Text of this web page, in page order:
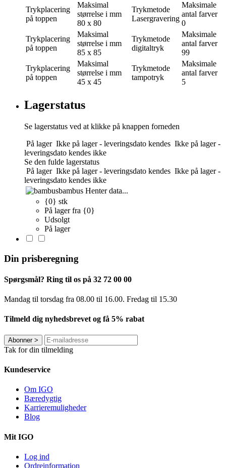
Trykplacering
på toppen
Maksimal
størrelse i mm
80 x 80
Trykmetode
Lasergravering
Maksimale
antal farver
0
Trykplacering
på toppen
Maksimal
størrelse i mm
85 x 85
Trykmetode
digitaltryk
Maksimale
antal farver
99
Trykplacering
på toppen
Maksimal
størrelse i mm
45 x 45
Trykmetode
tampotryk
Maksimale
antal farver
5
Lagerstatus
Se lagerstatus ved at klikke på knappen forneden
På lager Ikke på lager - leveringsdato kendes Ikke på lager -
leveringsdato kendes ikke
Se den fulde lagerstatus
På lager Ikke på lager - leveringsdato kendes Ikke på lager -
leveringsdato kendes ikke
bambus Henter data...
{0} stk
På lager fra {0}
Udsolgt
På lager
Din prisberegning
Spørgsmål? Ring til os på 32 72 00 00
Mandag til torsdag fra 08.00 til 16.00. Fredag ​​til 15.30
Tilmeld dig nyhedsbrevet og få 5% rabat
Abonner>
Tak for din tilmelding
Kundeservice
Om IGO
Bæredygtig
Karrieremuligheder
Blog
Mit IGO
Log ind
Ordreinformation